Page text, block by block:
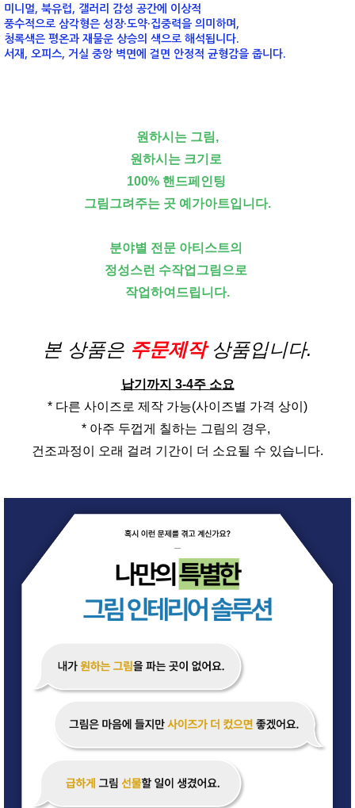
미니멀, 북유럽, 갤러리 감성 공간에 이상적
풍수적으로 삼각형은 성장·도약·집중력을 의미하며,
청록색은 평온과 재물운 상승의 색으로 해석됩니다.
서재, 오피스, 거실 중앙 벽면에 걸면 안정적 균형감을 줍니다.
원하시는 그림,
원하시는 크기로
100% 핸드페인팅
그림그려주는 곳 예가아트입니다.
분야별 전문 아티스트의
정성스런 수작업그림으로
작업하여드립니다.
본 상품은 주문제작 상품입니다.
납기까지 3-4주 소요
* 다른 사이즈로 제작 가능(사이즈별 가격 상이)
* 아주 두껍게 칠하는 그림의 경우,
건조과정이 오래 걸려 기간이 더 소요될 수 있습니다.